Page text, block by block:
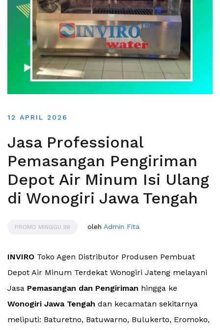
12 APRIL 2026
Jasa Professional
Pemasangan Pengiriman
Depot Air Minum Isi Ulang
di Wonogiri Jawa Tengah
PROMO MINGGU INI oleh Admin Fita
INVIRO Toko Agen Distributor Produsen Pembuat
Depot Air Minum Terdekat Wonogiri Jateng melayani
Jasa Pemasangan dan Pengiriman hingga ke
Wonogiri Jawa Tengah dan kecamatan sekitarnya
meliputi: Baturetno, Batuwarno, Bulukerto, Eromoko,